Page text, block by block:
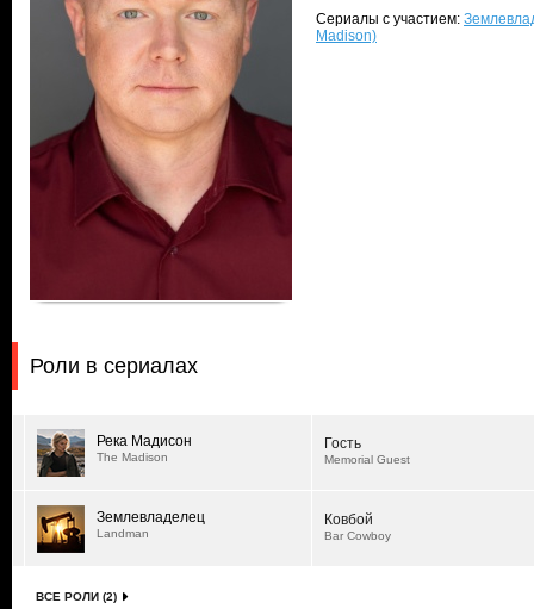
Сериалы с участием:
Madison)
Роли в сериалах
Река Мадисон
The Madison
Гость
Memorial Guest
Землевладелец
Landman
Ковбой
Bar Cowboy
ВСЕ РОЛИ (2)